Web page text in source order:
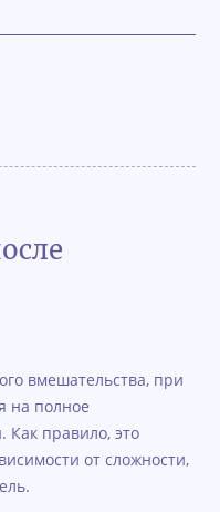
вмешательства, при
на полное
Как правило, это
от сложности,